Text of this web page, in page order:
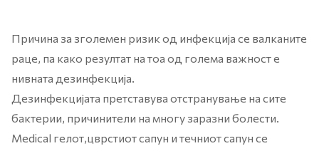
Причина за зголемен ризик од инфекција се валканите
раце, па како резултат на тоа од голема важност е
нивната дезинфекција.
Дезинфекцијата претставува отстранување на сите
бактерии, причинители на многу заразни болести.
Medical гелот,цврстиот сапун и течниот сапун се